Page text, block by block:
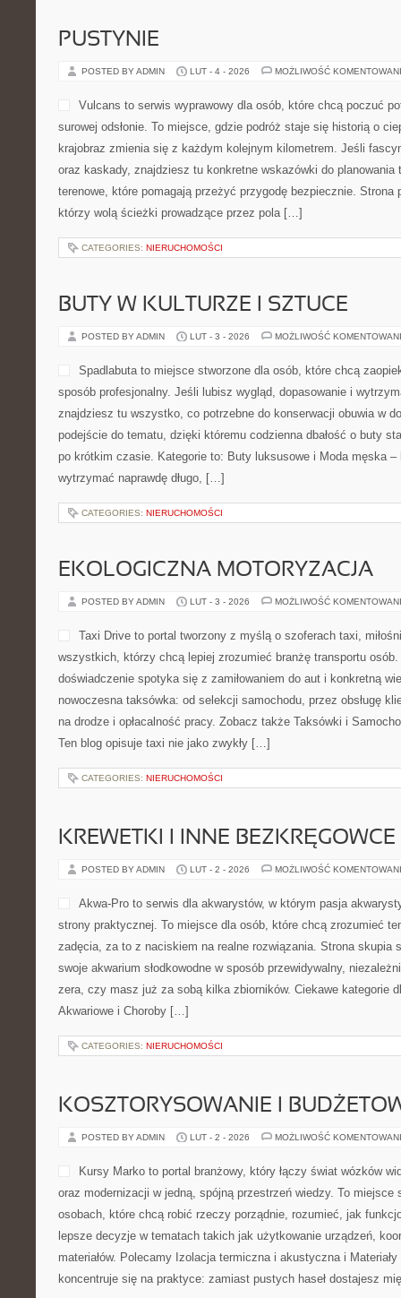
PUSTYNIE
POSTED BY ADMIN LUT - 4 - 2026 MOŻLIWOŚĆ
Vulcans to serwis wyprawowy dla osób, które chcą poczuć
surowej odsłonie. To miejsce, gdzie podróż staje się historią o
krajobraz zmienia się z każdym kolejnym kilometrem. Jeśli
oraz kaskady, znajdziesz tu konkretne wskazówki do planowania
terenowe, które pomagają przeżyć przygodę bezpiecznie. Strona
którzy wolą ścieżki prowadzące przez pola […]
CATEGORIES: NIERUCHOMOŚCI
BUTY W KULTURZE I SZTUCE
POSTED BY ADMIN LUT - 3 - 2026 MOŻLIWOŚĆ
Spadlabuta to miejsce stworzone dla osób, które chcą
sposób profesjonalny. Jeśli lubisz wygląd, dopasowanie i
znajdziesz tu wszystko, co potrzebne do konserwacji obuwia w
podejście do tematu, dzięki któremu codzienna dbałość o buty
po krótkim czasie. Kategorie to: Buty luksusowe i Moda męska –
wytrzymać naprawdę długo, […]
CATEGORIES: NIERUCHOMOŚCI
EKOLOGICZNA MOTORYZACJA
POSTED BY ADMIN LUT - 3 - 2026 MOŻLIWOŚĆ
Taxi Drive to portal tworzony z myślą o szoferach taxi,
wszystkich, którzy chcą lepiej zrozumieć branżę transportu
doświadczenie spotyka się z zamiłowaniem do aut i konkretną
nowoczesna taksówka: od selekcji samochodu, przez obsługę
na drodze i opłacalność pracy. Zobacz także Taksówki i
Ten blog opisuje taxi nie jako zwykły […]
CATEGORIES: NIERUCHOMOŚCI
KREWETKI I INNE BEZKRĘGOWCE
POSTED BY ADMIN LUT - 2 - 2026 MOŻLIWOŚĆ
Akwa-Pro to serwis dla akwarystów, w którym pasja
strony praktycznej. To miejsce dla osób, które chcą zrozumieć
zadęcia, za to z naciskiem na realne rozwiązania. Strona skupia
swoje akwarium słodkowodne w sposób przewidywalny,
zera, czy masz już za sobą kilka zbiorników. Ciekawe kategorie
Akwariowe i Choroby […]
CATEGORIES: NIERUCHOMOŚCI
KOSZTORYSOWANIE I
POSTED BY ADMIN LUT - 2 - 2026 MOŻLIWOŚĆ
Kursy Marko to portal branżowy, który łączy świat wózków
oraz modernizacji w jedną, spójną przestrzeń wiedzy. To miejsce
osobach, które chcą robić rzeczy porządnie, rozumieć, jak
lepsze decyzje w tematach takich jak użytkowanie urządzeń,
materiałów. Polecamy Izolacja termiczna i akustyczna i
koncentruje się na praktyce: zamiast pustych haseł dostajesz